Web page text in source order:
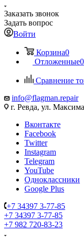
Заказать звонок
Задать вопрос
Войти
Корзина0
Отложенные0
Сравнение
info@flagman.repair
г. Ревда, ул.
Вконтакте
Facebook
Twitter
Instagram
Telegram
YouTube
Одноклассники
Google Plus
+7 34397 3-77-85
+7 34397 3-77-85
+7 982 720-83-23